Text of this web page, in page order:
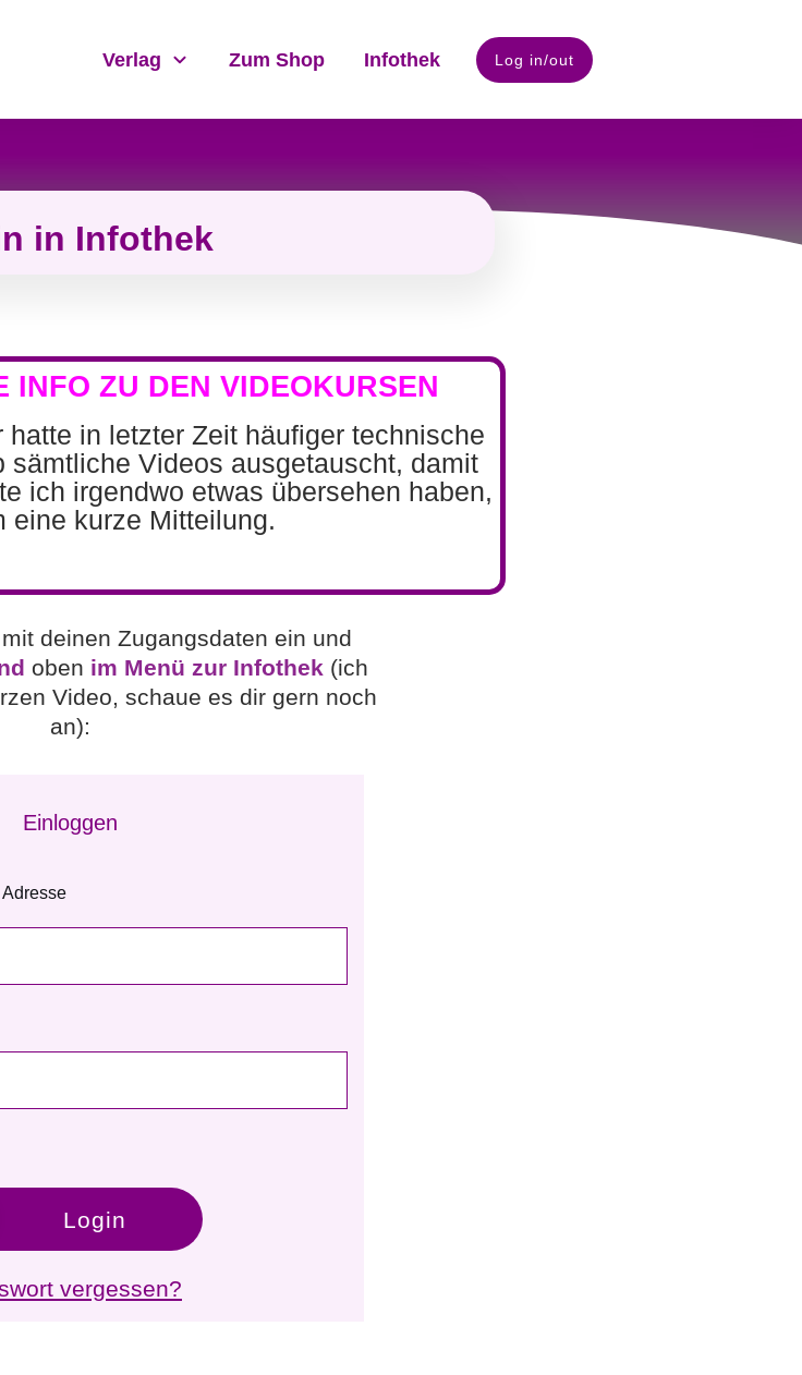
Verlag Zum Shop Infothek Log in/out
in Infothek
INFO ZU DEN VIDEOKURSEN
in letzter Zeit häufiger technische
sämtliche Videos ausgetauscht, damit
ich irgendwo etwas übersehen haben,
eine kurze Mitteilung.
deinen Zugangsdaten ein und
oben im Menü zur Infothek (ich
Video, schaue es dir gern noch
an):
Einloggen
Login
vergessen?